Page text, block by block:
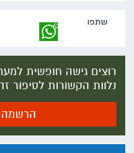
שתפו‬
רוצים גישה חופשית
נלוות הקשורות לסיפור
הרשמה